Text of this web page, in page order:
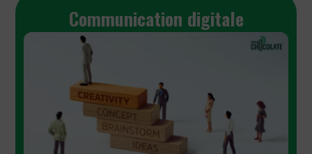
Communication digitale